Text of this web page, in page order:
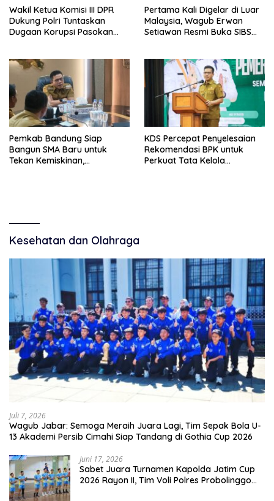
Wakil Ketua Komisi III DPR
Dukung Polri Tuntaskan
Dugaan Korupsi Pasokan
Pertama Kali Digelar di Luar
Malaysia, Wagub Erwan
Setiawan Resmi Buka SIBS
Pemkab Bandung Siap
Bangun SMA Baru untuk
Tekan Kemiskinan,
KDS Percepat Penyelesaian
Rekomendasi BPK untuk
Perkuat Tata Kelola
Kesehatan dan Olahraga
Juli 7, 2026
Wagub Jabar: Semoga Meraih Juara Lagi, Tim Sepak Bola U-
13 Akademi Persib Cimahi Siap Tandang di Gothia Cup 2026
Juni 17, 2026
Sabet Juara Turnamen Kapolda Jatim Cup
2026 Rayon II, Tim Voli Polres Probolinggo